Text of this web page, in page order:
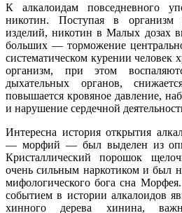
К алкалоидам повседневного
никотин. Поступая в организм
изделий, никотин в Малых дозах
больших — торможение
систематическом курении человек
организм, при этом
дыхательных органов,
повышается кровяное давление,
и нарушение сердечной
Интересна история открытия
— морфий — был выделен из
Кристаллический порошок
очень сильным наркотиком и был
мифологического бога сна
событием в истории алкалоидов
хинного дерева хинина,